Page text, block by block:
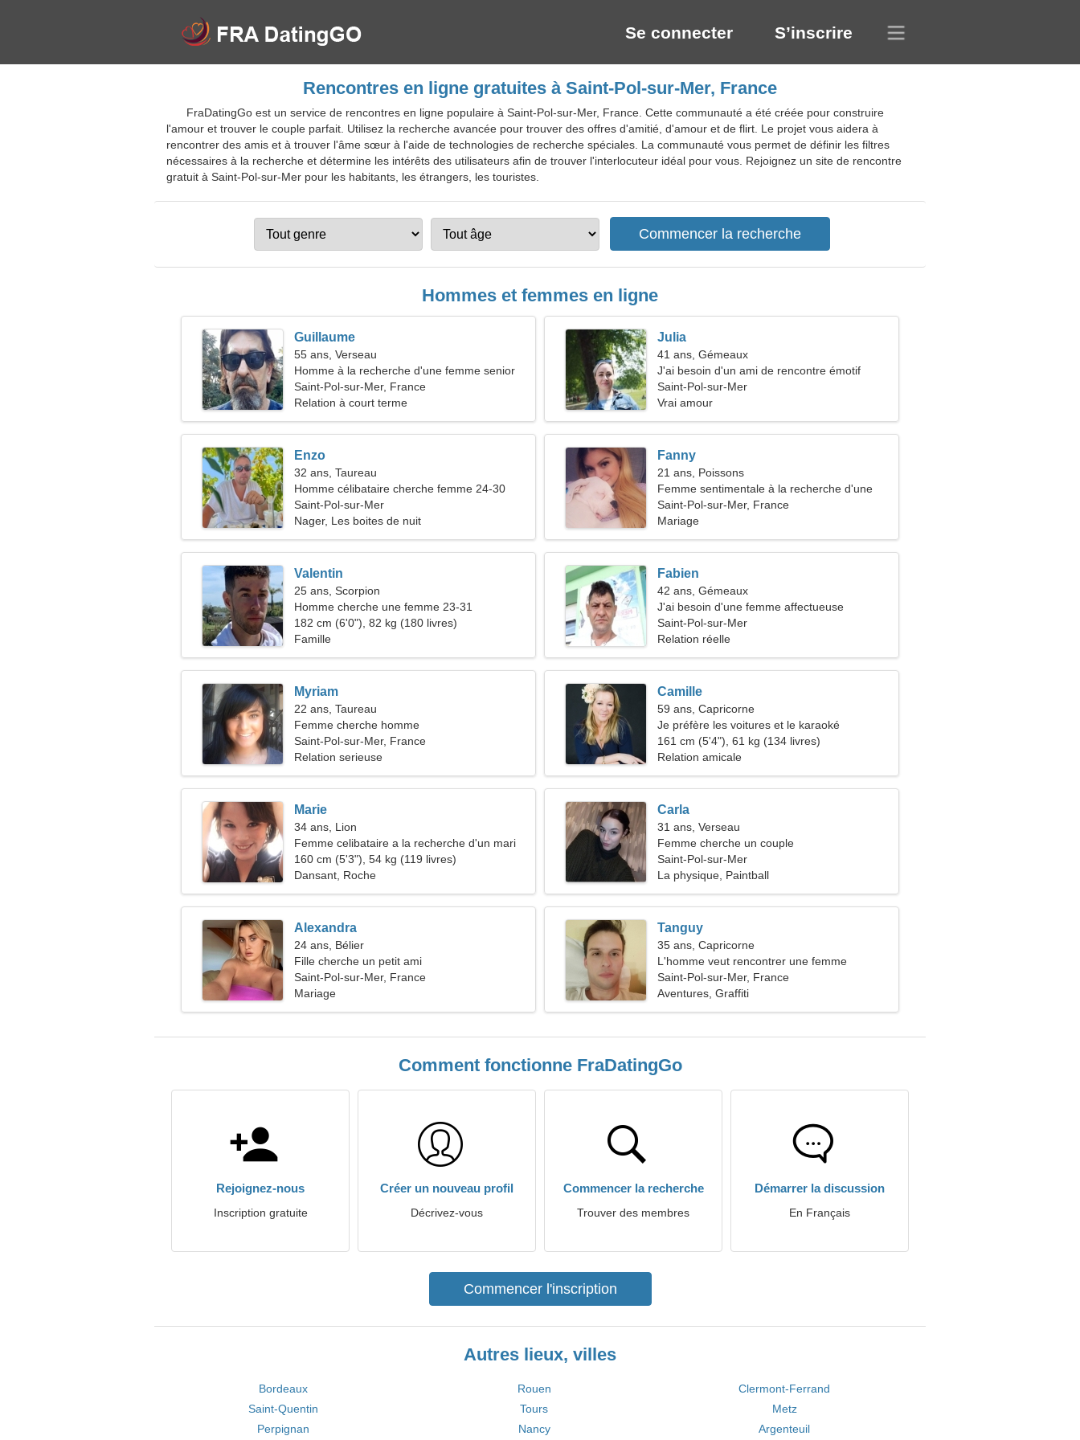
Se connecter S’inscrire
Rencontres en ligne gratuites à Saint-Pol-sur-Mer, France
FraDatingGo est un service de rencontres en ligne populaire à Saint-Pol-sur-Mer, France. Cette communauté a été créée pour construire
l'amour et trouver le couple parfait. Utilisez la recherche avancée pour trouver des offres d'amitié, d'amour et de flirt. Le projet vous aidera à
rencontrer des amis et à trouver l'âme sœur à l'aide de technologies de recherche spéciales. La communauté vous permet de définir les filtres
nécessaires à la recherche et détermine les intérêts des utilisateurs afin de trouver l'interlocuteur idéal pour vous. Rejoignez un site de rencontre
gratuit à Saint-Pol-sur-Mer pour les habitants, les étrangers, les touristes.
Hommes et femmes en ligne
Guillaume
55 ans, Verseau
Homme à la recherche d'une femme senior
Saint-Pol-sur-Mer, France
Relation à court terme
Julia
41 ans, Gémeaux
J'ai besoin d'un ami de rencontre émotif
Saint-Pol-sur-Mer
Vrai amour
Enzo
32 ans, Taureau
Homme célibataire cherche femme 24-30
Saint-Pol-sur-Mer
Nager, Les boites de nuit
Fanny
21 ans, Poissons
Femme sentimentale à la recherche d'une
relation sérieuse
Saint-Pol-sur-Mer, France
Mariage
Valentin
25 ans, Scorpion
Homme cherche une femme 23-31
182 cm (6'0"), 82 kg (180 livres)
Famille
Fabien
42 ans, Gémeaux
J'ai besoin d'une femme affectueuse
Saint-Pol-sur-Mer
Relation réelle
Myriam
22 ans, Taureau
Femme cherche homme
Saint-Pol-sur-Mer, France
Relation serieuse
Camille
59 ans, Capricorne
Je préfère les voitures et le karaoké
161 cm (5'4"), 61 kg (134 livres)
Relation amicale
Marie
34 ans, Lion
Femme celibataire a la recherche d'un mari
160 cm (5'3"), 54 kg (119 livres)
Dansant, Roche
Carla
31 ans, Verseau
Femme cherche un couple
Saint-Pol-sur-Mer
La physique, Paintball
Alexandra
24 ans, Bélier
Fille cherche un petit ami
Saint-Pol-sur-Mer, France
Mariage
Tanguy
35 ans, Capricorne
L'homme veut rencontrer une femme
Saint-Pol-sur-Mer, France
Aventures, Graffiti
Comment fonctionne FraDatingGo
Rejoignez-nous
Inscription gratuite
Créer un nouveau profil
Décrivez-vous
Commencer la recherche
Trouver des membres
Démarrer la discussion
En Français
Commencer l'inscription
Autres lieux, villes
Bordeaux Rouen
Clermont-Ferrand
Saint-Quentin
Tours
Metz
Perpignan
Nancy Argenteuil